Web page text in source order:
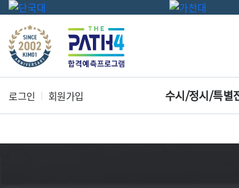
로그인 회원가입 수시/정시/특별